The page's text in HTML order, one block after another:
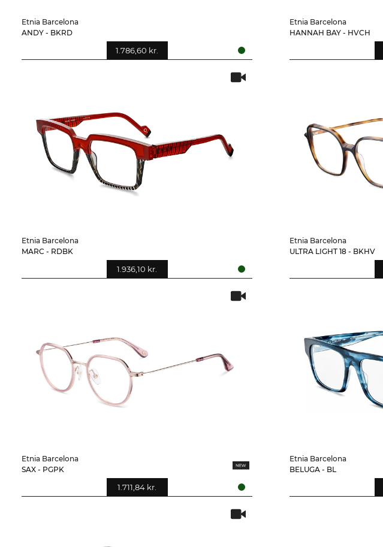
Etnia Barcelona
ANDY - BKRD
1.786,60 kr.
Etnia Barcelona
HANNAH BAY - HVCH
Etnia Barcelona
MARC - RDBK
1.936,10 kr.
Etnia Barcelona
ULTRA LIGHT 18 - BKHV
Etnia Barcelona
SAX - PGPK
1.711,84 kr.
Etnia Barcelona
BELUGA - BL